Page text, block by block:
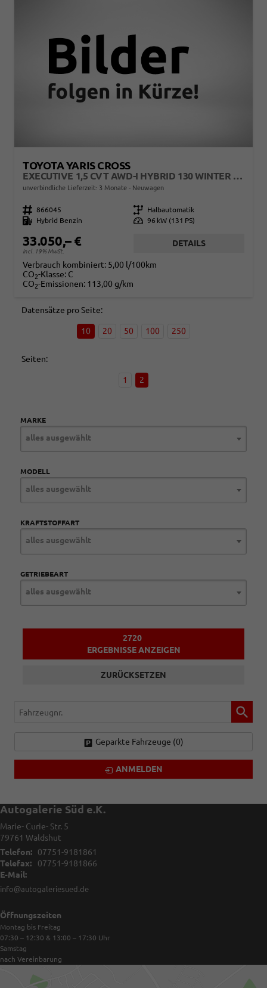
TOYOTA YARIS CROSS
EXECUTIVE 1,5 CVT AWD-I HYBRID 130 WINTER MJ26
unverbindliche Lieferzeit: 3 Monate Neuwagen
Fahrzeugnr. 866045 Getriebe
Halbautomatik
Kraftstoff
Hybrid Benzin Leistung 96 kW (131 PS)
33.050,– €
incl. 19% MwSt.
DETAILS
Verbrauch kombiniert: 5,00 l/100km
CO2-Klasse: C
CO2-Emissionen: 113,00 g/km
Datensätze pro Seite:
10 20 50 100 250
Seiten:
1 2
MARKE
alles ausgewählt
MODELL
alles ausgewählt
KRAFTSTOFFART
alles ausgewählt
GETRIEBEART
alles ausgewählt
2720
ERGEBNISSE ANZEIGEN
ZURÜCKSETZEN
Fahrzeugnr.
Geparkte Fahrzeuge (0)
ANMELDEN
Autogalerie Süd e.K.
Marie- Curie- Str. 5
79761 Waldshut
Telefon:
07751-9181861
Telefax:
07751-9181866
E-Mail:
info@autogaleriesued.de
Öffnungszeiten
Montag bis Freitag
07:30 – 12:30 & 13:00 – 17:30 Uhr
Samstag
nach Vereinbarung